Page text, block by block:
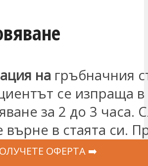
на гръбначния
се изпраща в
за 2 до 3 часа.
в стаята си.
обаче продължава
ОФЕРТА ➡️